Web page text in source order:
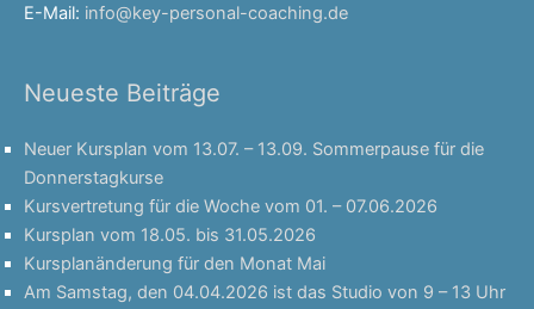
E-Mail: info@key-personal-coaching.de
Neueste Beiträge
Neuer Kursplan vom 13.07. – 13.09. Sommerpause für die
Donnerstagkurse
Kursvertretung für die Woche vom 01. – 07.06.2026
Kursplan vom 18.05. bis 31.05.2026
Kursplanänderung für den Monat Mai
Am Samstag, den 04.04.2026 ist das Studio von 9 – 13 Uhr